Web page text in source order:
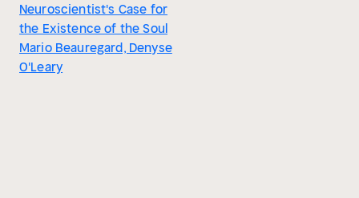
Neuroscientist's Case for
the Existence of the Soul
Mario Beauregard, Denyse
O'Leary